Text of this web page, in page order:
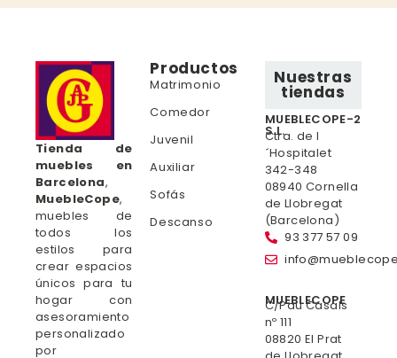
Tienda de
muebles en
Barcelona,
MuebleCope,
muebles de
todos los
estilos para
crear espacios
únicos para tu
hogar con
asesoramiento
personalizado
por
Productos
Matrimonio
Comedor
Juvenil
Auxiliar
Sofás
Descanso
Nuestras
tiendas
MUEBLECOPE-2
S.L.
Ctra. de l
´Hospitalet
342-348
08940 Cornella
de Llobregat
(Barcelona)
93 377 57 09
MUEBLECOPE
C/Pau Casals
nº 111
08820 El Prat